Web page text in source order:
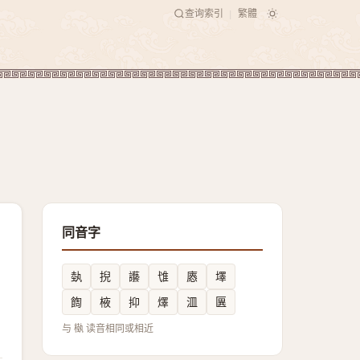
查询索引 繁體
同音字
埶 掜 讛 隿 㥷
墿
䭇
棭 抑 燡 㳑 㔴
与 槸 读音相同或相近